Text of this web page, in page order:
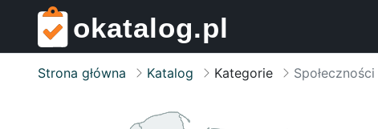
okatalog.pl
Strona główna Katalog Kategorie Społeczności